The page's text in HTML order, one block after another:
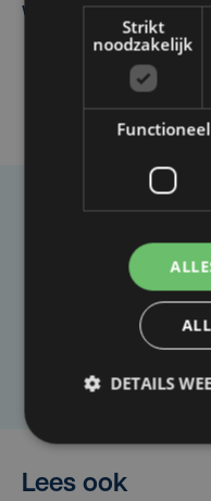
winkelgevel in Ieper
Heb je een taal-
Lees ook
Strikt
noodzakelijk
Functioneel
DETAILS